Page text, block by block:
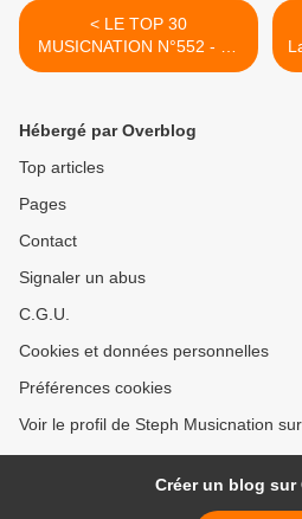
< LE TOP 30
MUSICNATION N°552 - 11
JANVIER 2026
Hébergé par Overblog
Top articles
Pages
Contact
Signaler un abus
C.G.U.
Cookies et données personnelles
Préférences cookies
Voir le profil de Steph Musicnation
Créer un blog sur